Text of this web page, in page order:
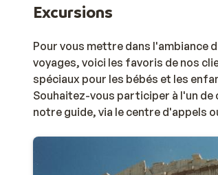
Excursions
Pour vous mettre dans l'ambiance
voyages, voici les favoris de nos
spéciaux pour les bébés et les
Souhaitez-vous participer à l'un de
notre guide, via le centre d'appels